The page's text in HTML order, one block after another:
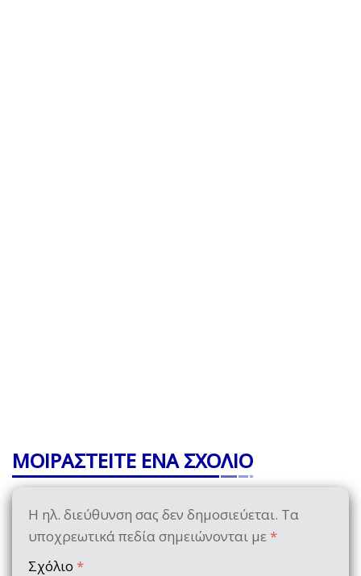
ΜΟΙΡΑΣΤΕΙΤΕ ΕΝΑ ΣΧΟΛΙΟ
Η ηλ. διεύθυνση σας δεν δημοσιεύεται. Τα
υποχρεωτικά πεδία σημειώνονται με *
Σχόλιο *